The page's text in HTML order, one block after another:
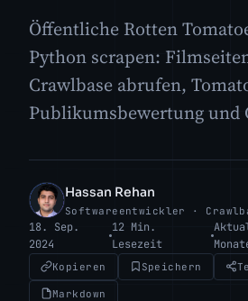
Öffentliche Rotten
Python scrapen:
Crawlbase abrufen,
Publikumsbewertung und
HR
Hassan Rehan
Softwareentwickler ·
18. Sep.
2024
12 Min.
Lesezeit
Kopieren Speichern
Markdown